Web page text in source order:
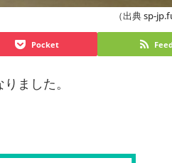
（出典 sp-
Pocket
ました。